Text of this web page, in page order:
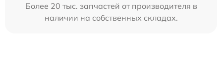
Более 20 тыс. запчастей от производителя в
наличии на собственных складах.